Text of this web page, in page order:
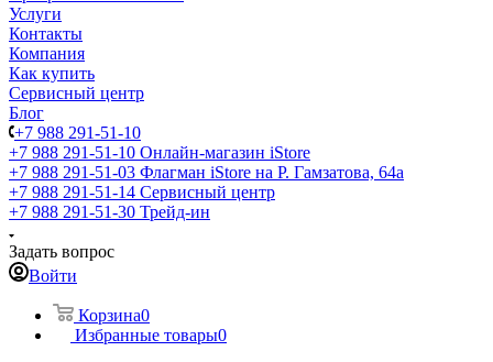
Услуги
Контакты
Компания
Как купить
Сервисный центр
Блог
+7 988 291-51-10
+7 988 291-51-10 Онлайн-магазин iStore
+7 988 291-51-03 Флагман iStore на Р. Гамзатова, 64а
+7 988 291-51-14 Сервисный центр
+7 988 291-51-30 Трейд-ин
Задать вопрос
Войти
Корзина0
Избранные товары0